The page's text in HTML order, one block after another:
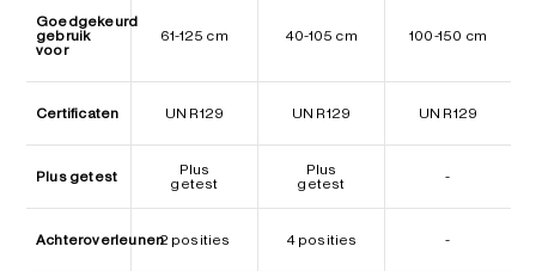
Goedgekeurd
gebruik
voor
61-125 cm 40-105 cm 100-150 cm
Certificaten UN R129 UN R129 UN R129
Plus getest
Plus
getest
Plus
getest
-
Achteroverleunen2 posities 4 posities -